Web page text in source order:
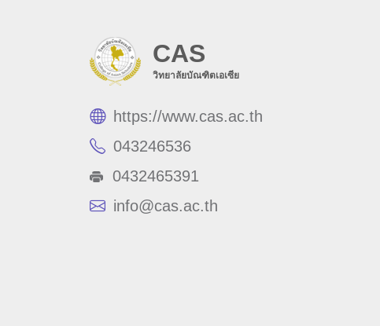
CAS
วิทยาลัยบัณฑิตเอเซีย
https://www.cas.ac.th
043246536
0432465391
info@cas.ac.th